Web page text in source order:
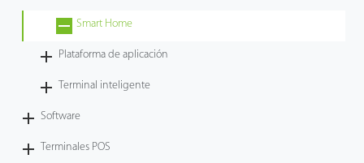
Tecnología
Soporte
Smart Home
Plataforma de aplicación
Terminal inteligente
Software
Terminales POS